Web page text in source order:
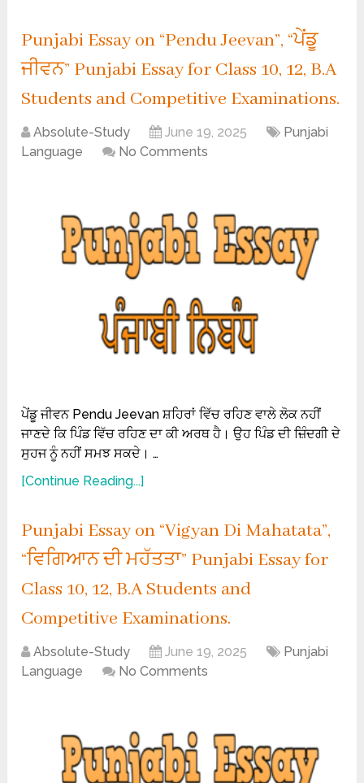
Punjabi Essay on “Pendu Jeevan”, “ਪੇਂਡੂ
ਜੀਵਨ” Punjabi Essay for Class 10, 12, B.A
Students and Competitive Examinations.
Absolute-Study June 19, 2025
Punjabi
Language
No Comments
ਪੇਂਡੂ ਜੀਵਨ Pendu Jeevan ਸ਼ਹਿਰਾਂ ਵਿੱਚ ਰਹਿਣ ਵਾਲੇ ਲੋਕ ਨਹੀਂ
ਜਾਣਦੇ ਕਿ ਪਿੰਡ ਵਿੱਚ ਰਹਿਣ ਦਾ ਕੀ ਅਰਥ ਹੈ। ਉਹ ਪਿੰਡ ਦੀ ਜ਼ਿੰਦਗੀ ਦੇ
ਸੁਹਜ ਨੂੰ ਨਹੀਂ ਸਮਝ ਸਕਦੇ। …
[Continue Reading...]
Punjabi Essay on “Vigyan Di Mahatata”,
“ਵਿਗਿਆਨ ਦੀ ਮਹੱਤਤਾ” Punjabi Essay for
Class 10, 12, B.A Students and
Competitive Examinations.
Absolute-Study June 19, 2025
Punjabi
Language
No Comments